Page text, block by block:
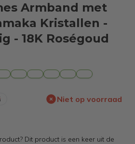
Armband met
Kristallen -
- 18K Roségoud
Niet op voorraad
Dit product is een keer uit de